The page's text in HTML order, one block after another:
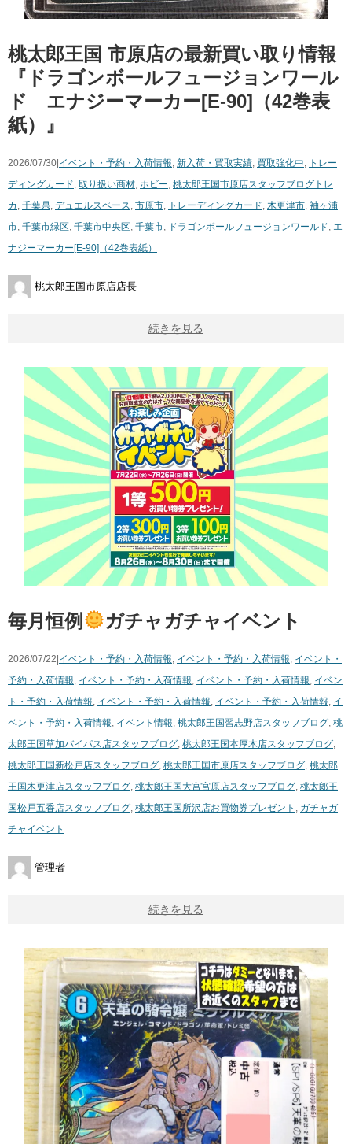
桃太郎王国 市原店の最新買い取り情報
『ドラゴンボールフュージョンワール
ド エナジーマーカー[E-90]（42巻表
紙）』
2026/07/30| イベント・予約・入荷情報, 新入荷・買取実績, 買取強化中, トレー
ディングカード, 取り扱い商材, ホビー, 桃太郎王国市原店スタッフブログ トレ
カ , 千葉県, デュエルスペース, 市原市, トレーディングカード, 木更津市, 袖ヶ浦
市, 千葉市緑区, 千葉市中央区, 千葉市, ドラゴンボールフュージョンワールド, エ
ナジーマーカー[E-90]（42巻表紙）
桃太郎王国市原店店長
続きを見る
毎月恒例 ガチャガチャイベント
2026/07/22|イベント・予約・入荷情報 イベント・予約・入荷情報 イベント・
予約・入荷情報 イベント・予約・入荷情報 イベント・予約・入荷情報 イベン
ト・予約・入荷情報 イベント・予約・入荷情報 イベント・予約・入荷情報 イ
ベント・予約・入荷情報 イベント情報 桃太郎王国習志野店スタッフブログ 桃
太郎王国草加バイパス店スタッフブログ 桃太郎王国本厚木店スタッフブログ
桃太郎王国新松戸店スタッフブログ 桃太郎王国市原店スタッフブログ 桃太郎
王国木更津店スタッフブログ 桃太郎王国大宮宮原店スタッフブログ 桃太郎王
国松戸五香店スタッフブログ 桃太郎王国所沢店お買物券プレゼント
ガチャガ
チャイベント
管理者
続きを見る